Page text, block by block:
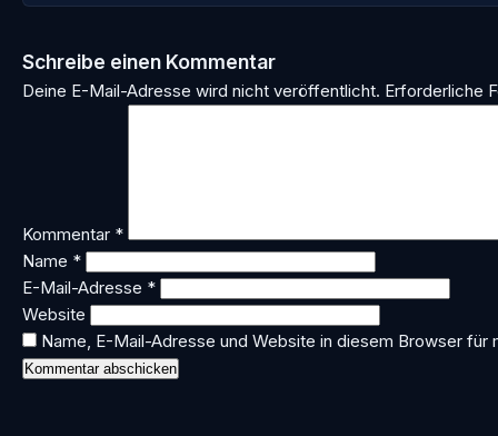
Schreibe einen Kommentar
Deine E-Mail-Adresse wird nicht veröffentlicht. Erforderliche
Kommentar *
Name *
E-Mail-Adresse *
Website
Name, E-Mail-Adresse und Website in diesem Browser für